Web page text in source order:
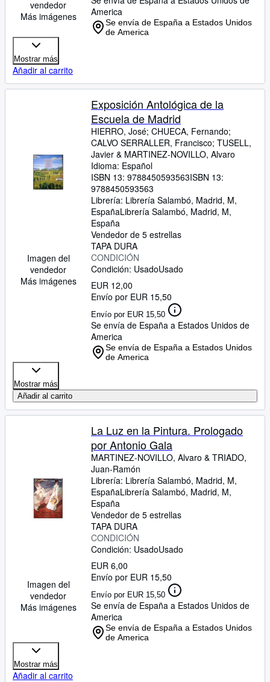
vendedor
Más imágenes
America
Se envía de España a Estados Unidos
de America
Mostrar más
Añadir al carrito
Imagen del
vendedor
Más imágenes
Exposición Antológica de la
Escuela de Madrid
HIERRO, José; CHUECA, Fernando;
CALVO SERRALLER, Francisco; TUSELL,
Javier & MARTINEZ-NOVILLO, Alvaro
Idioma: Español
ISBN 13: 9788450593563ISBN 13:
9788450593563
Librería: Librería Salambó, Madrid, M,
EspañaLibrería Salambó, Madrid, M,
España
Vendedor de 5 estrellas
TAPA DURA
CONDICIÓN
Condición: UsadoUsado
EUR 12,00
Envío por EUR 15,50
Envío por EUR 15,50
Se envía de España a Estados Unidos de
America
Se envía de España a Estados Unidos
de America
Mostrar más
Añadir al carrito
Imagen del
vendedor
Más imágenes
La Luz en la Pintura. Prologado
por Antonio Gala
MARTINEZ-NOVILLO, Alvaro & TRIADO,
Juan-Ramón
Librería: Librería Salambó, Madrid, M,
EspañaLibrería Salambó, Madrid, M,
España
Vendedor de 5 estrellas
TAPA DURA
CONDICIÓN
Condición: UsadoUsado
EUR 6,00
Envío por EUR 15,50
Envío por EUR 15,50
Se envía de España a Estados Unidos de
America
Se envía de España a Estados Unidos
de America
Mostrar más
Añadir al carrito